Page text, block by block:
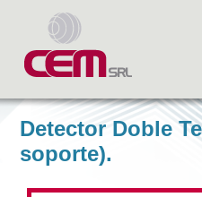
Detector Doble
soporte).